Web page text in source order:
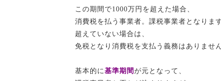
この期間で1000万円を超えた場合、
消費税を払う事業者。 課税事業者となります
超えていない場合は、
免税となり消費税を支払う義務はありません
基本的に基準期間 が元となって、